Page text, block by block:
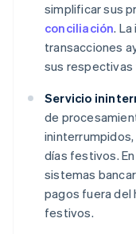
simplificar sus
conciliación.
transacciones
sus respectivas
Servicio
de
días festivos.
sistemas
pagos fuera del
festivos.